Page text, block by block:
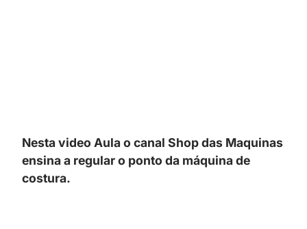
Nesta video Aula o canal Shop das Maquinas
ensina a regular o ponto da máquina de
costura.